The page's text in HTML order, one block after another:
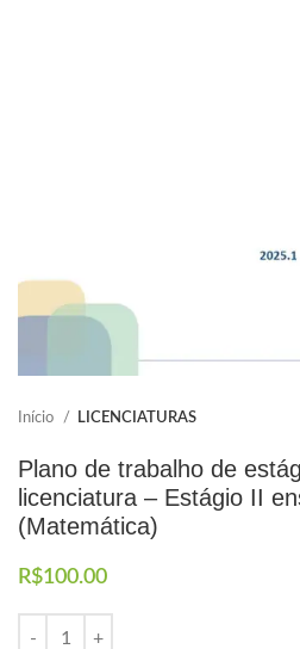
Início LICENCIATURAS
Plano de trabalho de
licenciatura – Estágio II
(Matemática)
R$100.00